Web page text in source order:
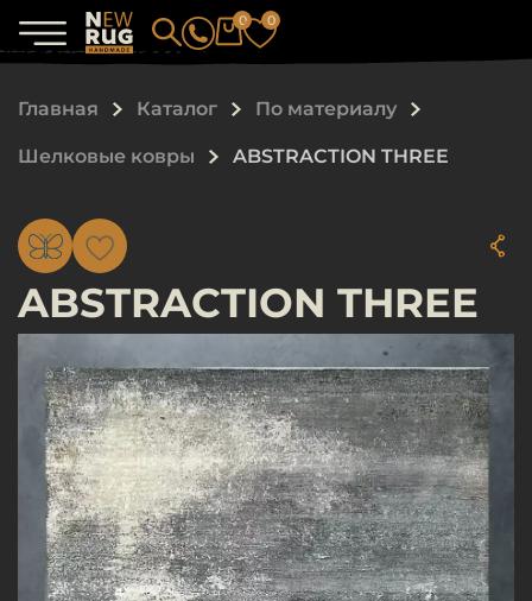
0 0
Главная Каталог По материалу
Шелковые ковры ABSTRACTION THREE
ABSTRACTION THREE